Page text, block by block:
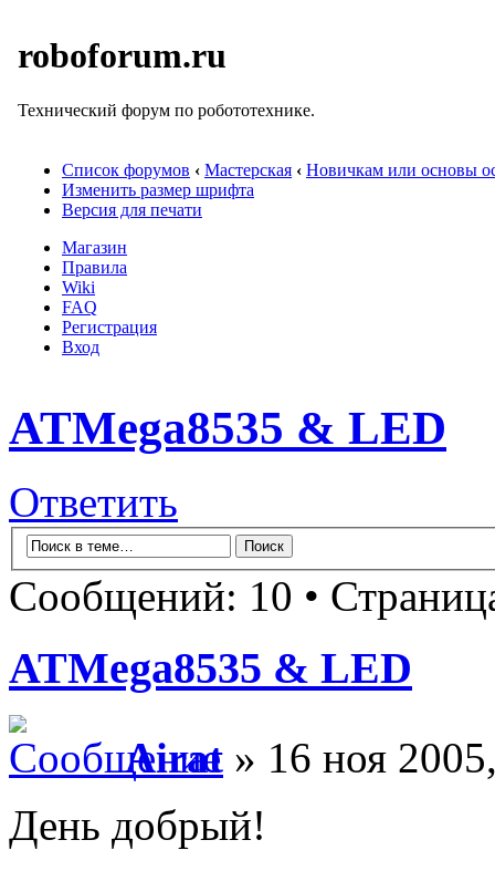
roboforum.ru
Технический форум по робототехнике.
Список форумов ‹ Мастерская ‹ Новичкам или основы
Изменить размер шрифта
Версия для печати
Магазин
Правила
Wiki
FAQ
Регистрация
Вход
ATMega8535 & LED
Ответить
Сообщений: 10 •
ATMega8535 & LED
Airat » 16 ноя
День добрый!